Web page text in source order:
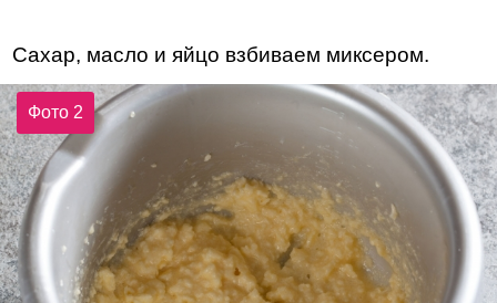
Сахар, масло и яйцо взбиваем миксером.
Фото 2